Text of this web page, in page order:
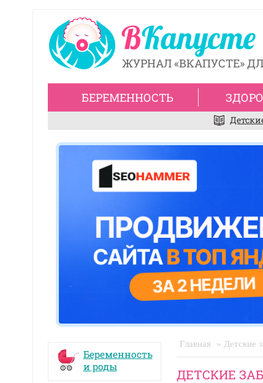
ЖУРНАЛ «ВКАПУСТЕ»
Беременность
и роды
Главная » Детские
ДЕТСКИЕ
БЕРЕМЕННОСТЬ